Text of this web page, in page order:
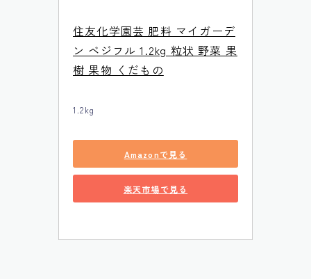
住友化学園芸 肥料 マイガーデ
ン ベジフル 1.2kg 粒状 野菜 果
樹 果物 くだもの
1.2kg
Amazonで見る
楽天市場で見る